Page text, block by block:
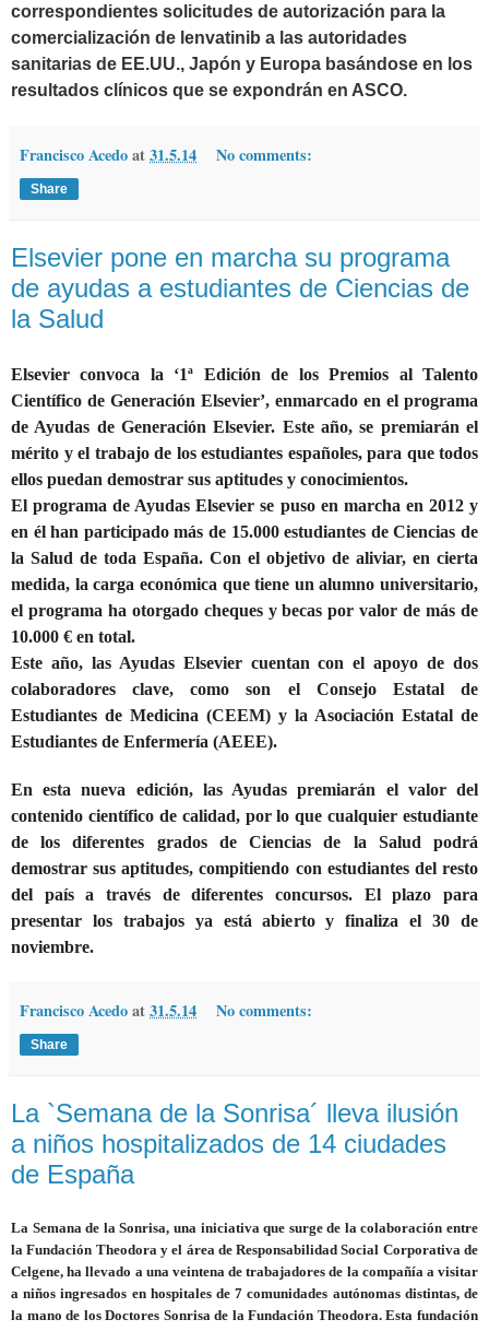
correspondientes solicitudes de autorización para la
comercialización de lenvatinib a las autoridades
sanitarias de EE.UU., Japón y Europa basándose en los
resultados clínicos que se expondrán en ASCO.
Francisco Acedoat31.5.14 No comments:
Share
Elsevier pone en marcha su programa
de ayudas a estudiantes de Ciencias de
la Salud
Elsevier convoca la ‘1ª Edición de los Premios al Talento
Científico de Generación Elsevier’, enmarcado en el programa
de Ayudas de Generación Elsevier. Este año, se premiarán el
mérito y el trabajo de los estudiantes españoles, para que todos
ellos puedan demostrar sus aptitudes y conocimientos.
El programa de Ayudas Elsevier se puso en marcha en 2012 y
en él han participado más de 15.000 estudiantes de Ciencias de
la Salud de toda España. Con el objetivo de aliviar, en cierta
medida, la carga económica que tiene un alumno universitario,
el programa ha otorgado cheques y becas por valor de más de
10.000 € en total.
Este año, las Ayudas Elsevier cuentan con el apoyo de dos
colaboradores clave, como son el Consejo Estatal de
Estudiantes de Medicina (CEEM) y la Asociación Estatal de
Estudiantes de Enfermería (AEEE).
En esta nueva edición, las Ayudaspremiarán el valor del
contenido científico de calidad, por lo que cualquier estudiante
de los diferentes grados de Ciencias de la Salud podrá
demostrar sus aptitudes, compitiendo con estudiantes del resto
del país a través de diferentes concursos. Elplazo para
presentar los trabajos ya está abierto y finaliza el 30 de
noviembre.
Francisco Acedoat31.5.14 No comments:
Share
La `Semana de la Sonrisa´ lleva ilusión
a niños hospitalizados de 14 ciudades
de España
La Semana de la Sonrisa, una iniciativa que surge de la colaboración entre
la Fundación Theodora y el área de Responsabilidad Social Corporativa de
Celgene, ha llevado a una veintena de trabajadores de la compañía a visitar
a niños ingresados en hospitales de 7 comunidades autónomas distintas, de
la mano de los Doctores Sonrisa de la Fundación Theodora. Esta fundación